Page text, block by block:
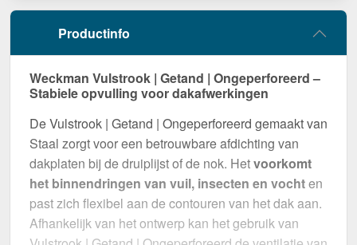
Productinfo
Weckman Vulstrook | Getand | Ongeperforeerd –
Stabiele opvulling voor dakafwerkingen
De Vulstrook | Getand | Ongeperforeerd gemaakt van
Staal zorgt voor een betrouwbare afdichting van
dakplaten bij de druiplijst of de nok. Hetvoorkomt
het binnendringen van vuil, insecten en vochten
past zich flexibel aan de contouren van het dak aan.
Afhankelijk van het ontwerp kan het gebruik van